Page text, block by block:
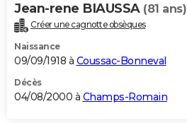
Jean-rene BIAUSSA (81 ans)
Créer une cagnotte obsèques
Naissance
09/09/1918 à Coussac-Bonneval
Décès
04/08/2000 à Champs-Romain